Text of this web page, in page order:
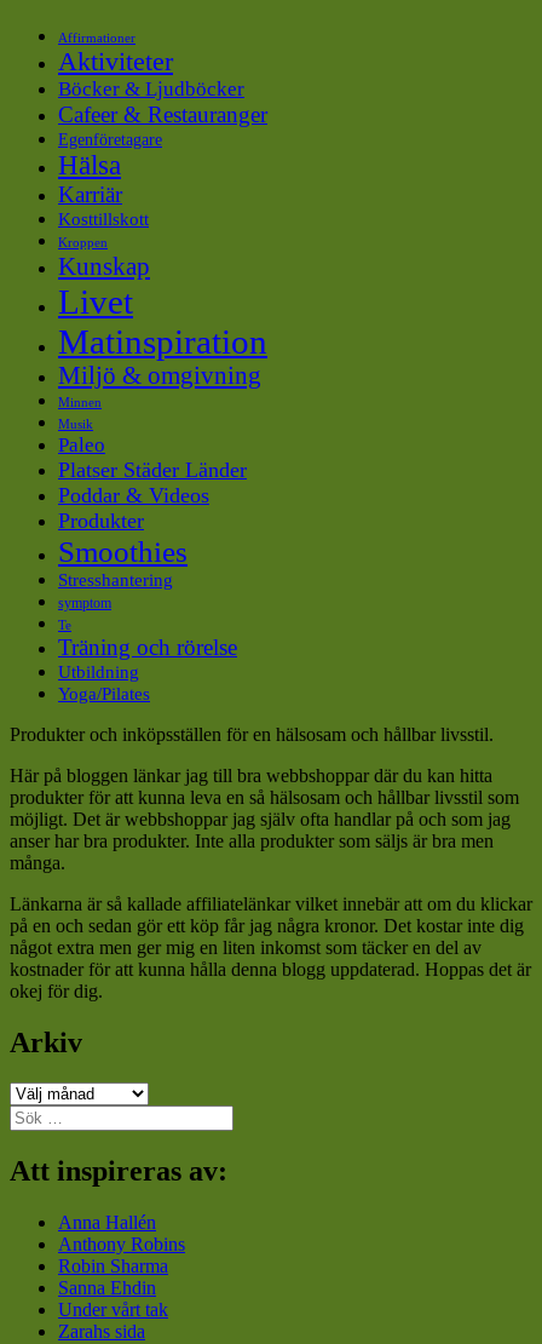
Affirmationer
Aktiviteter
Böcker & Ljudböcker
Cafeer & Restauranger
Egenföretagare
Hälsa
Karriär
Kosttillskott
Kroppen
Kunskap
Livet
Matinspiration
Miljö & omgivning
Minnen
Musik
Paleo
Platser Städer Länder
Poddar & Videos
Produkter
Smoothies
Stresshantering
symptom
Te
Träning och rörelse
Utbildning
Yoga/Pilates
Produkter och inköpsställen för en hälsosam och hållbar livsstil.
Här på bloggen länkar jag till bra webbshoppar där du kan hitta
produkter för att kunna leva en så hälsosam och hållbar livsstil som
möjligt. Det är webbshoppar jag själv ofta handlar på och som jag
anser har bra produkter. Inte alla produkter som säljs är bra men
många.
Länkarna är så kallade affiliatelänkar vilket innebär att om du klickar
på en och sedan gör ett köp får jag några kronor. Det kostar inte dig
något extra men ger mig en liten inkomst som täcker en del av
kostnader för att kunna hålla denna blogg uppdaterad. Hoppas det är
okej för dig.
Arkiv
Arkiv
Sök
efter:
Att inspireras av:
Anna Hallén
Anthony Robins
Robin Sharma
Sanna Ehdin
Under vårt tak
Zarahs sida